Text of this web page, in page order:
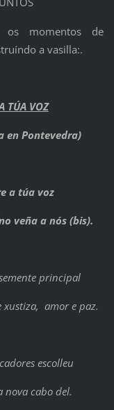
os momentos de
a vasilla:.
TÚA VOZ
en Pontevedra)
a túa voz
veña a nós (bis).
principal
amor e paz.
escolleu
nova cabo del.